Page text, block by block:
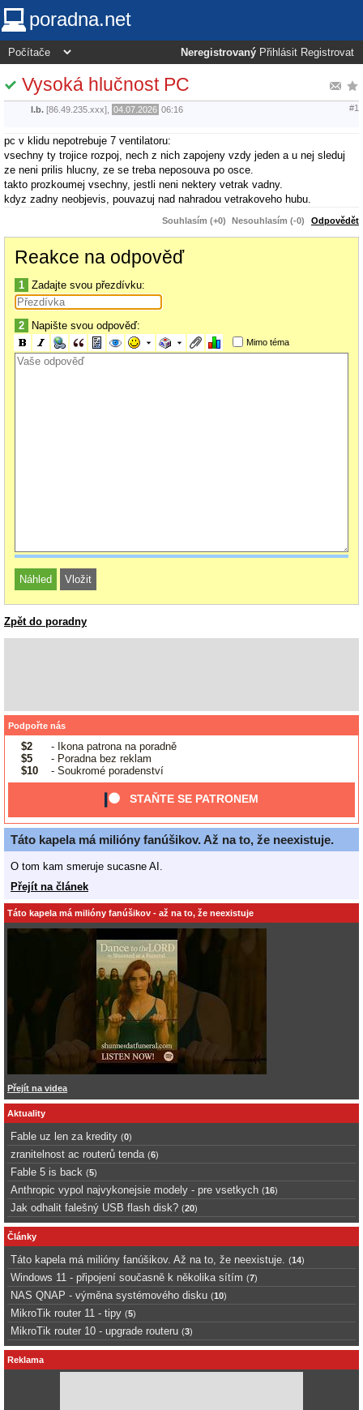
poradna.net
Neregistrovaný Přihlásit Registrovat
Vysoká hlučnost PC
l.b. [86.49.235.xxx], 04.07.2026 06:16 #1
pc v klidu nepotrebuje 7 ventilatoru:
vsechny ty trojice rozpoj, nech z nich zapojeny vzdy jeden a u nej sleduj
ze neni prilis hlucny, ze se treba neposouva po osce.
takto prozkoumej vsechny, jestli neni nektery vetrak vadny.
kdyz zadny neobjevis, pouvazuj nad nahradou vetrakoveho hubu.
Souhlasím (+0) Nesouhlasím (-0) Odpovědět
Reakce na odpověď
1 Zadajte svou přezdívku:
2 Napište svou odpověď:
Mimo téma
Zpět do poradny
Podpořte nás
$2
- Ikona patrona na poradně
$5
- Poradna bez reklam
$10
- Soukromé poradenství
STAŇTE SE PATRONEM
Táto kapela má milióny fanúšikov. Až na to, že neexistuje.
O tom kam smeruje sucasne AI.
Přejít na článek
Táto kapela má milióny fanúšikov - až na to, že neexistuje
Přejít na videa
Aktuality
Fable uz len za kredity (0)
zranitelnost ac routerů tenda (6)
Fable 5 is back (5)
Anthropic vypol najvykonejsie modely - pre vsetkych (16)
Jak odhalit falešný USB flash disk? (20)
Články
Táto kapela má milióny fanúšikov. Až na to, že neexistuje. (14)
Windows 11 - připojení současně k několika sítím (7)
NAS QNAP - výměna systémového disku (10)
MikroTik router 11 - tipy (5)
MikroTik router 10 - upgrade routeru (3)
Reklama